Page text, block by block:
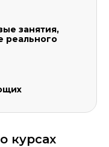
занятия,
реального
курсах